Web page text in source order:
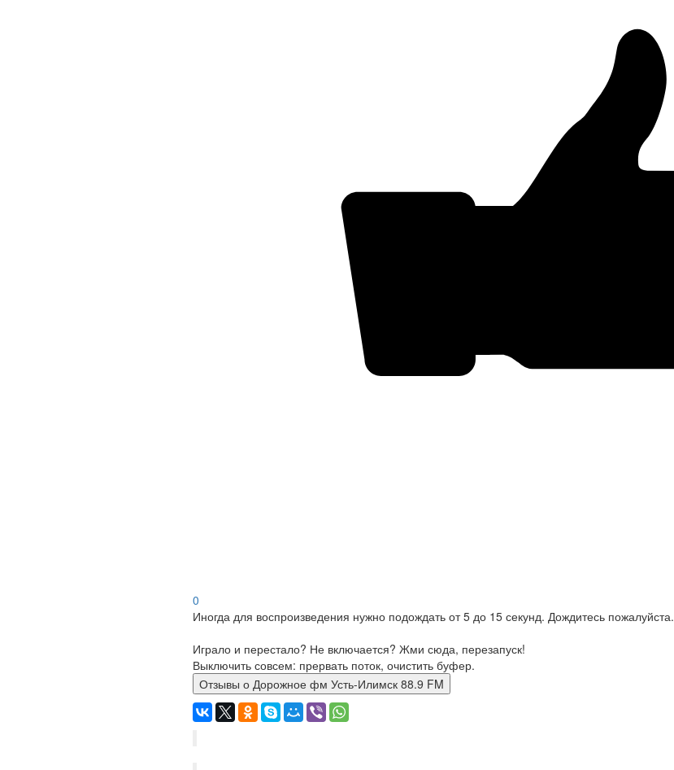
0
Иногда для воспроизведения нужно подождать от 5 до 15 секунд. Дождитесь пожалуйста.
Играло и перестало? Не включается? Жми сюда, перезапуск!
Выключить совсем: прервать поток, очистить буфер.
Отзывы о Дорожное фм Усть-Илимск 88.9 FM